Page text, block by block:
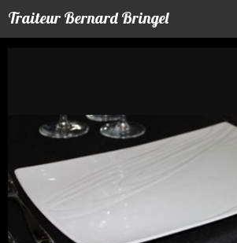
Traiteur Bernard Bringel
Panneau de gestion des cookies